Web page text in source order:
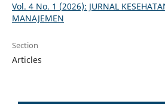
Vol. 4 No. 1 (2026): JURNAL
MANAJEMEN
Section
Articles